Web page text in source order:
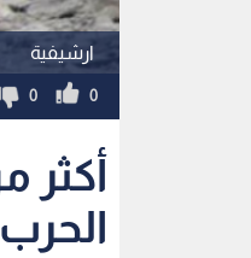
ارشيفية
0
0